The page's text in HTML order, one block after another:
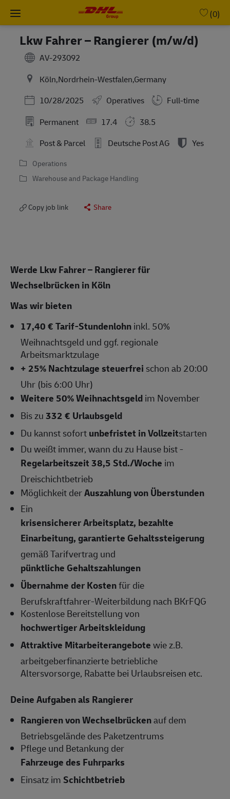
Skip to main content
(0)
Lkw Fahrer – Rangierer (m/w/d)
AV-293092
Köln,Nordrhein-Westfalen,Germany
Posted Date
10/28/2025 Operatives
Full-time
Permanent
17.4
38.5
Post & Parcel
Deutsche Post AG Yes
Operations
Warehouse and Package Handling
Copy job link Share
Werde Lkw Fahrer – Rangierer für
Wechselbrücken in Köln
Was wir bieten
17,40 € Tarif-Stundenlohninkl. 50%
Weihnachtsgeld und ggf. regionale
Arbeitsmarktzulage
+ 25% Nachtzulage steuerfrei schon ab 20:00
Uhr (bis 6:00 Uhr)
Weitere 50% Weihnachtsgeldim November
Bis zu332 € Urlaubsgeld
Du kannst sofortunbefristet in Vollzeitstarten
Du weißt immer, wann du zu Hause bist -
Regelarbeitszeit 38,5 Std./Woche im
Dreischichtbetrieb
Möglichkeit derAuszahlung von Überstunden
Ein
krisensicherer Arbeitsplatz, bezahlte
Einarbeitung, garantierte Gehaltssteigerung
gemäß Tarifvertrag und
pünktliche Gehaltszahlungen
Übernahme der Kostenfür die
Berufskraftfahrer-Weiterbildung nach BKrFQG
Kostenlose Bereitstellung von
hochwertiger Arbeitskleidung
Attraktive Mitarbeiterangebotewie z.B.
arbeitgeberfinanzierte betriebliche
Altersvorsorge, Rabatte bei Urlaubsreisen etc.
Deine Aufgaben als Rangierer
Rangieren von Wechselbrückenauf dem
Betriebsgelände des Paketzentrums
Pflege und Betankung der
Fahrzeuge des Fuhrparks
Einsatz imSchichtbetrieb